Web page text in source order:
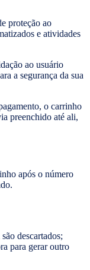
proteção ao
e atividades
ao usuário
a segurança da sua
o carrinho
preenchido até ali,
após o número
descartados;
para gerar outro